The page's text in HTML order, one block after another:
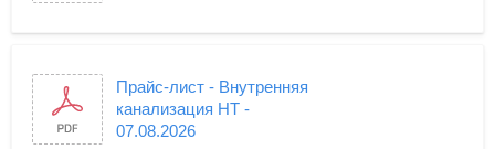
Прайс-лист - Внутренняя
канализация HT -
07.08.2026